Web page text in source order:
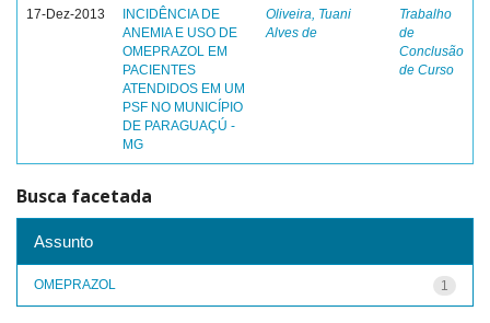
17-Dez-2013
INCIDÊNCIA DE
ANEMIA E USO DE
OMEPRAZOL EM
PACIENTES
ATENDIDOS EM UM
PSF NO MUNICÍPIO
DE PARAGUAÇÚ -
MG
Oliveira, Tuani
Alves de
Trabalho
de
Conclusão
de Curso
Busca facetada
Assunto
1
OMEPRAZOL